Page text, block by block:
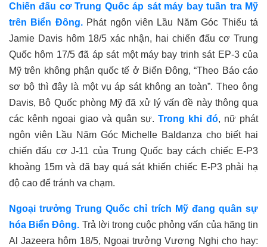
Chiến đấu cơ Trung Quốc áp sát máy baytuần tra Mỹ
trên Biển Đông.Phát ngôn viên Lầu Năm Góc Thiếu tá
Jamie Davis hôm 18/5 xác nhận, hai chiến đấu cơ Trung
Quốc hôm 17/5 đã áp sát một máy bay trinh sát EP-3 của
Mỹ trên không phận quốc tế ở Biển Đông, “Theo Báo cáo
sơ bộ thì đây là một vụ áp sát không an toàn”. Theo ông
Davis, Bộ Quốc phòng Mỹ đã xử lý vấn đề này thông qua
các kênh ngoại giao và quân sự.Trong khi đó, nữ phát
ngôn viên Lầu Năm Góc Michelle Baldanza cho biết hai
chiến đấu cơ J-11 của Trung Quốc bay cách chiếc E-P3
khoảng 15m và đã bay quá sát khiến chiếc E-P3 phải hạ
độ cao để tránh va chạm.
Ngoại trưởng Trung Quốc chỉ trích Mỹ đang quân sự
hóa Biển Đông. Trả lời trong cuộc phỏng vấn của hãng tin
Al Jazeera hôm 18/5, Ngoại trưởng Vương Nghị cho hay: